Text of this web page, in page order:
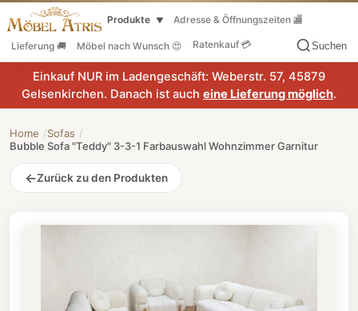
Produkte ▼ Adresse & Öffnungszeiten 🏬
Lieferung 🚚 Möbel nach Wunsch 😍 Ratenkauf 💳 Suchen
Einkauf NUR im Ladengeschäft: Weberstr. 57, 45879
Gelsenkirchen. Danach ist auch eine Lieferung möglich.
Home
Sofas
Bubble Sofa "Teddy" 3-3-1 Farbauswahl Wohnzimmer Garnitur
Zurück zu den Produkten